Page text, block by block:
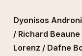
Dyonisos
/ Richard
Lorenz / Dafne